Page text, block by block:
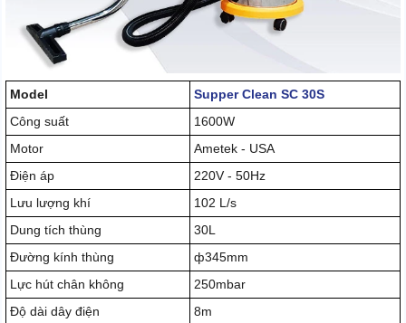
Model
Supper Clean SC 30S
Công suất
1600W
Motor
Ametek - USA
Điện áp
220V - 50Hz
Lưu lượng khí
102 L/s
Dung tích thùng
30L
Đường kính thùng
ф345mm
Lực hút chân không
250mbar
Độ dài dây điện
8m